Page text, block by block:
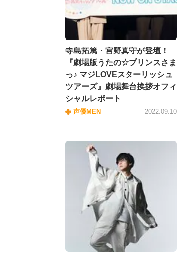
寺島拓篤・宮野真守が登壇！
『劇場版うたの☆プリンスさま
っ♪ マジLOVEスターリッシュ
ツアーズ』劇場舞台挨拶オフィ
シャルレポート
声優MEN 2022.09.10